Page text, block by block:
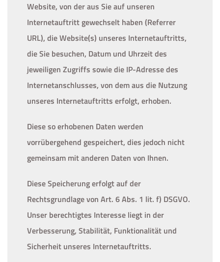
Website, von der aus Sie auf unseren
Internetauftritt gewechselt haben (Referrer
URL), die Website(s) unseres Internetauftritts,
die Sie besuchen, Datum und Uhrzeit des
jeweiligen Zugriffs sowie die IP-Adresse des
Internetanschlusses, von dem aus die Nutzung
unseres Internetauftritts erfolgt, erhoben.
Diese so erhobenen Daten werden
vorrübergehend gespeichert, dies jedoch nicht
gemeinsam mit anderen Daten von Ihnen.
Diese Speicherung erfolgt auf der
Rechtsgrundlage von Art. 6 Abs. 1 lit. f) DSGVO.
Unser berechtigtes Interesse liegt in der
Verbesserung, Stabilität, Funktionalität und
Sicherheit unseres Internetauftritts.